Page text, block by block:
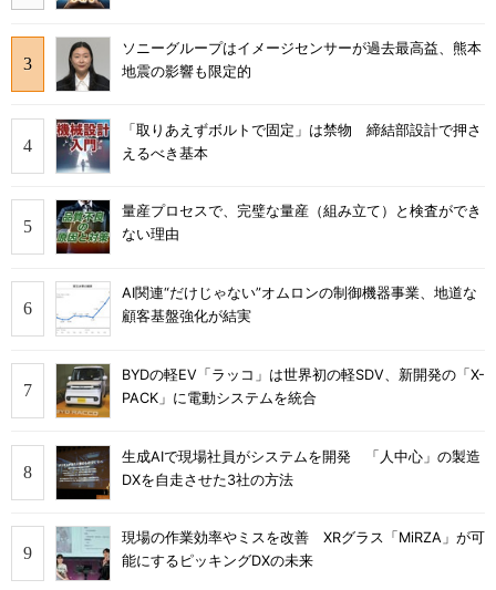
ソニーグループはイメージセンサーが過去最高益、熊本
地震の影響も限定的
「取りあえずボルトで固定」は禁物 締結部設計で押さ
えるべき基本
量産プロセスで、完璧な量産（組み立て）と検査ができ
ない理由
AI関連“だけじゃない”オムロンの制御機器事業、地道な
顧客基盤強化が結実
BYDの軽EV「ラッコ」は世界初の軽SDV、新開発の「X-
PACK」に電動システムを統合
生成AIで現場社員がシステムを開発 「人中心」の製造
DXを自走させた3社の方法
現場の作業効率やミスを改善 XRグラス「MiRZA」が可
能にするピッキングDXの未来